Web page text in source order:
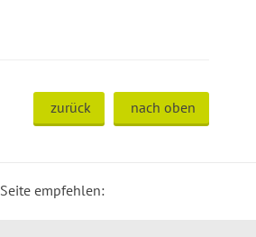
zurück nach oben
Seite empfehlen: